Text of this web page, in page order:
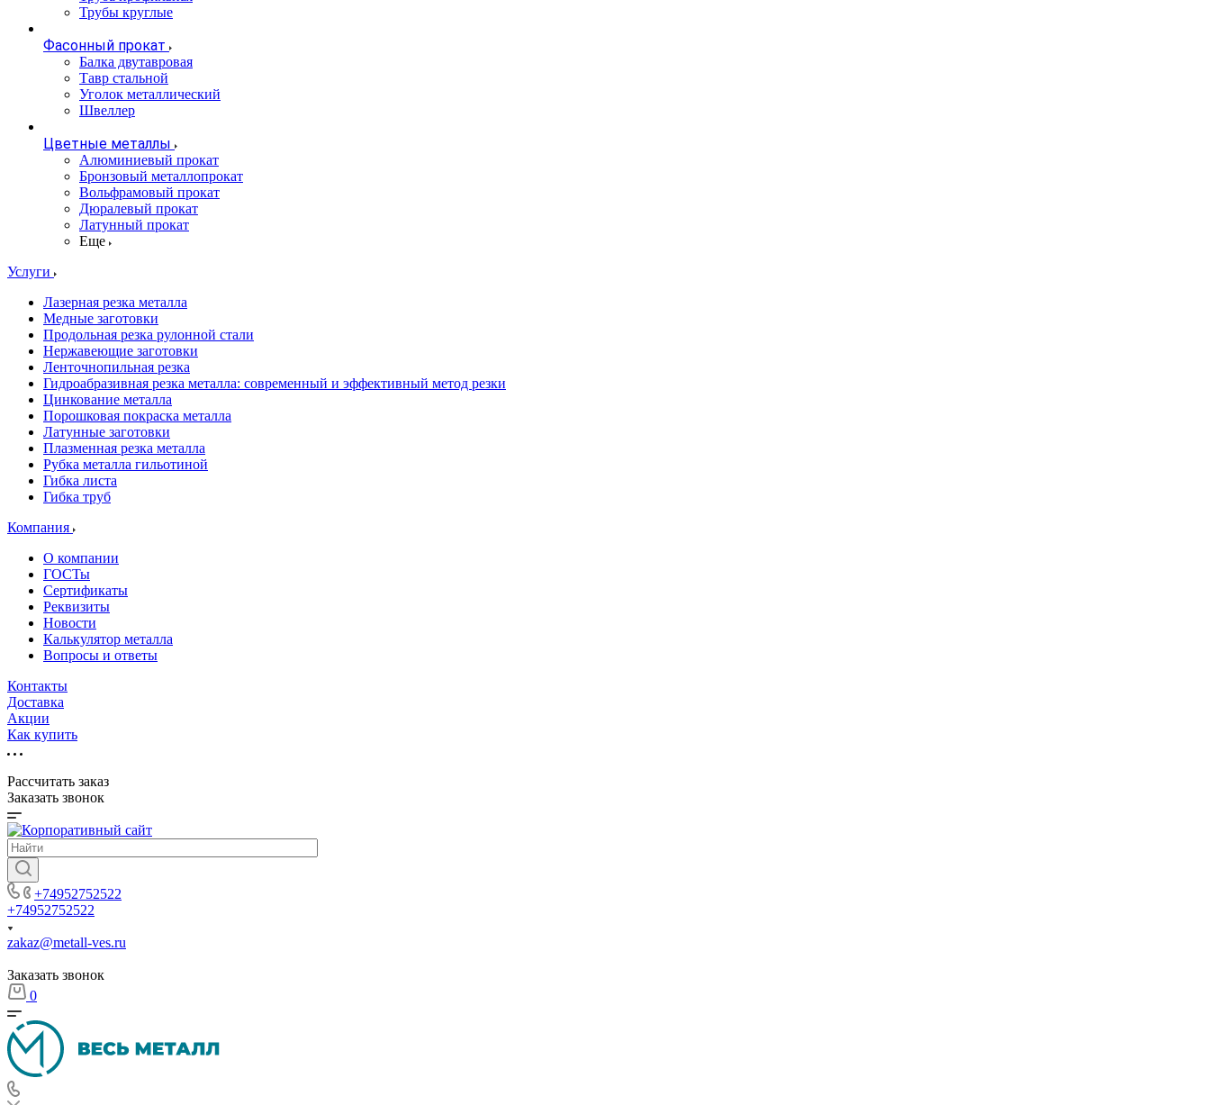
Трубы круглые
Фасонный прокат
Балка двутавровая
Тавр стальной
Уголок металлический
Швеллер
Цветные металлы
Алюминиевый прокат
Бронзовый металлопрокат
Вольфрамовый прокат
Дюралевый прокат
Латунный прокат
Еще
Услуги
Лазерная резка металла
Медные заготовки
Продольная резка рулонной стали
Нержавеющие заготовки
Ленточнопильная резка
Гидроабразивная резка металла: современный и эффективный метод резки
Цинкование металла
Порошковая покраска металла
Латунные заготовки
Плазменная резка металла
Рубка металла гильотиной
Гибка листа
Гибка труб
Компания
О компании
ГОСТы
Сертификаты
Реквизиты
Новости
Калькулятор металла
Вопросы и ответы
Контакты
Доставка
Акции
Как купить
Рассчитать заказ
Заказать звонок
+74952752522
+74952752522
zakaz@metall-ves.ru
Заказать звонок
0